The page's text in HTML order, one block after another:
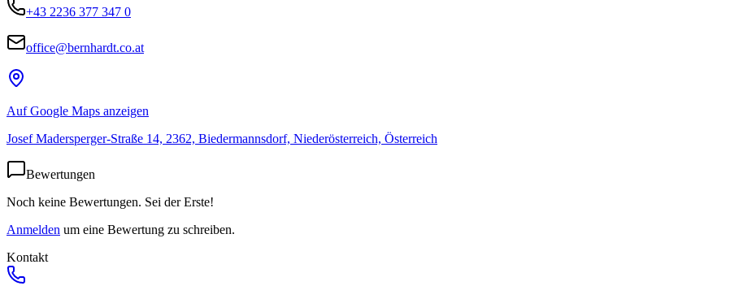
+43 2236 377 347 0
office@bernhardt.co.at
Auf Google Maps anzeigen
Josef Madersperger-Straße 14, 2362, Biedermannsdorf, Niederösterreich, Österreich
Bewertungen
Noch keine Bewertungen. Sei der Erste!
Anmelden um eine Bewertung zu schreiben.
Kontakt